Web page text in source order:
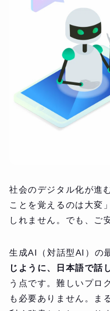
社会のデジタル化が進
ことを覚えるのは大変
しれません。でも、ご
生成AI（対話型AI）の
じように、日本語で話
う点です。難しいプロ
も必要ありません。ま